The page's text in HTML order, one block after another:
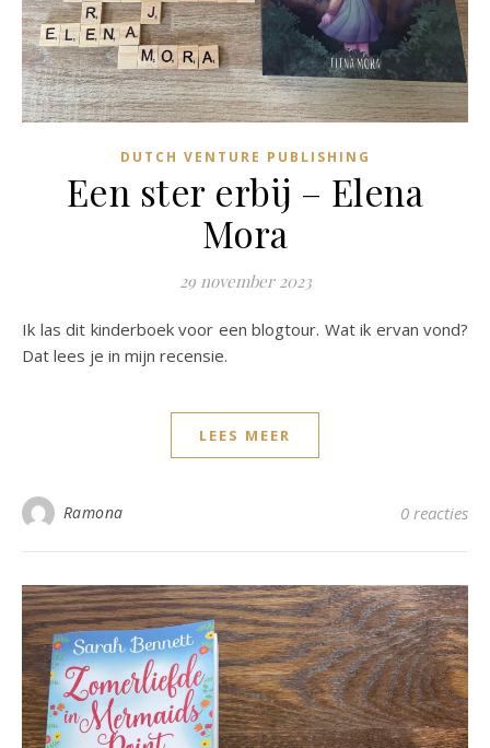
DUTCH VENTURE PUBLISHING
Een ster erbij – Elena
Mora
29 november 2023
Ik las dit kinderboek voor een blogtour. Wat ik ervan vond?
Dat lees je in mijn recensie.
LEES MEER
Ramona 0 reacties